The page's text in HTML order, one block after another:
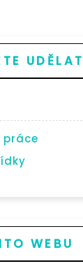
WEBU